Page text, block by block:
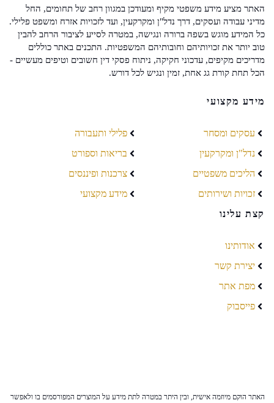
האתר מציע מידע משפטי מקיף ומעודכן במגוון רחב של תחומים, החל
מדיני עבודה ועסקים, דרך נדל"ן ומקרקעין, ועד לזכויות אזרח ומשפט פלילי.
כל המידע מוגש בשפה ברורה ונגישה, במטרה לסייע לציבור הרחב להבין
טוב יותר את זכויותיהם וחובותיהם המשפטיות. התכנים באתר כוללים
מדריכים מקיפים, עדכוני חקיקה, ניתוח פסקי דין חשובים וטיפים מעשיים -
הכל תחת קורת גג אחת, זמין ונגיש לכל דורש.
מידע מקצועי
עסקים ומסחר
נדל"ן ומקרקעין
הליכים משפטיים
זכויות ושירותים
פלילי ותעבורה
בריאות וספורט
צרכנות ופיננסים
מידע מקצועי
קצת עלינו
אודותינו
יצירת קשר
מפת אתר
פייסבוק
האתר הוקם מיוזמה אישית, ובין היתר במטרה לתת מידע על המוצרים המפורסמים בו ולאפשר